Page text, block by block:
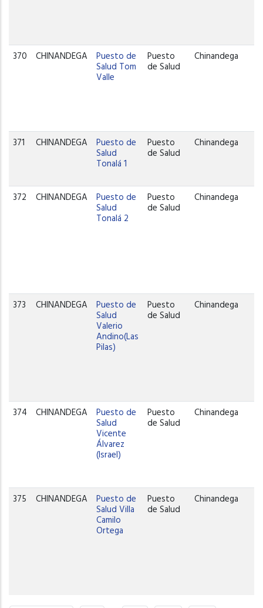
370 CHINANDEGA Puesto de
Salud Tom
Valle
Puesto
de Salud
Chinandega
371 CHINANDEGA Puesto de
Salud
Tonalá 1
Puesto
de Salud
Chinandega
372 CHINANDEGA Puesto de
Salud
Tonalá 2
Puesto
de Salud
Chinandega
373 CHINANDEGA Puesto de
Salud
Valerio
Andino(Las
Pilas)
Puesto
de Salud
Chinandega
374 CHINANDEGA Puesto de
Salud
Vicente
Álvarez
(Israel)
Puesto
de Salud
Chinandega
375 CHINANDEGA Puesto de
Salud Villa
Camilo
Ortega
Puesto
de Salud
Chinandega